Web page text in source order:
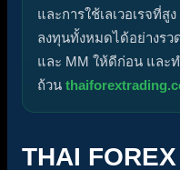
และการใช้เลเวอเรจที่
ลงทุนทั้งหมดได้อย่างรว
และ MM ให้ดีก่อน และ
ถ้วน
THAI FOREX